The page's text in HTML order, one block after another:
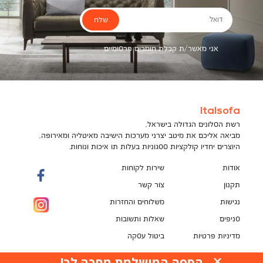
דואל
אני מאשר/ת קבלת חומרים פרסומיים
שלח
Italsofa
רשת הסלונים הגדולה בישראל,
מביאה אליכם את מיטב יצרני מערכות הישיבה מאיטליה ומאירופה,
היוצרים יחדיו קולקציות ססגוניות בעלות תו איכות ונוחות.
אודות
תקנון
נגישות
סניפים
מדיניות פרטיות
שירות לקוחות
צור קשר
משלוחים והחזרות
שאלות ותשובות
ביטול עסקה
תקנון מועדון לקוחות